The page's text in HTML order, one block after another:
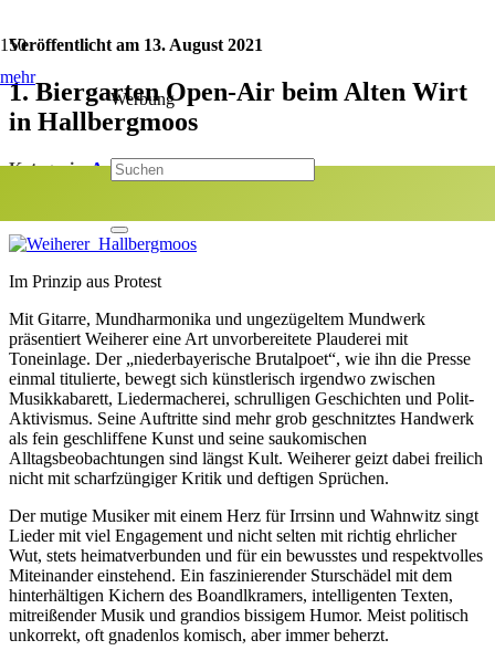
mehr
Werbung
Veröffentlicht am 13. August 2021
1. Biergarten Open-Air beim Alten Wirt
in Hallbergmoos
Kategorie:Aufführungen
Im Prinzip aus Protest
Mit Gitarre, Mundharmonika und ungezügeltem Mundwerk
präsentiert Weiherer eine Art unvorbereitete Plauderei mit
Toneinlage. Der „niederbayerische Brutalpoet“, wie ihn die Presse
einmal titulierte, bewegt sich künstlerisch irgendwo zwischen
Musikkabarett, Liedermacherei, schrulligen Geschichten und Polit-
Aktivismus. Seine Auftritte sind mehr grob geschnitztes Handwerk
als fein geschliffene Kunst und seine saukomischen
Alltagsbeobachtungen sind längst Kult. Weiherer geizt dabei freilich
nicht mit scharfzüngiger Kritik und deftigen Sprüchen.
Der mutige Musiker mit einem Herz für Irrsinn und Wahnwitz singt
Lieder mit viel Engagement und nicht selten mit richtig ehrlicher
Wut, stets heimatverbunden und für ein bewusstes und respektvolles
Miteinander einstehend. Ein faszinierender Sturschädel mit dem
hinterhältigen Kichern des Boandlkramers, intelligenten Texten,
mitreißender Musik und grandios bissigem Humor. Meist politisch
unkorrekt, oft gnadenlos komisch, aber immer beherzt.